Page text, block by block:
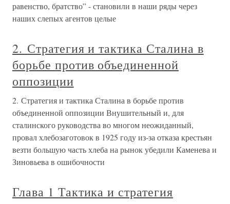
равенство, братство” - становили в наши ряды через
наших слепых агентов целые
2. Стратегия и тактика Сталина в
борьбе против объединенной
оппозиции
2. Стратегия и тактика Сталина в борьбе против
объединенной оппозиции Внушительный и, для
сталинского руководства во многом неожиданный,
провал хлебозаготовок в 1925 году из-за отказа крестьян
везти большую часть хлеба на рынок убедили Каменева и
Зиновьева в ошибочности
Глава 1 Тактика и стратегия